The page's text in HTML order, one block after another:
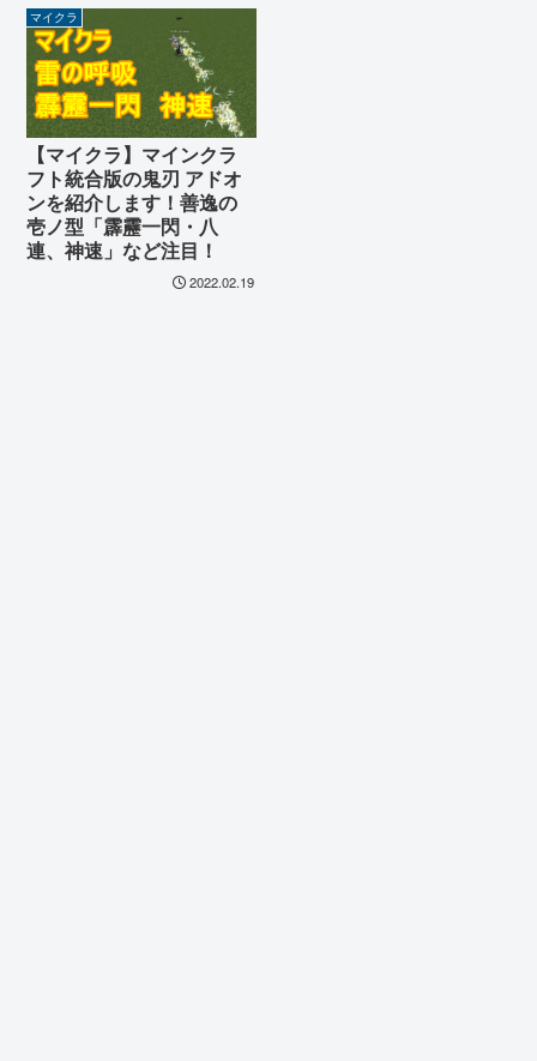
マイクラ
【マイクラ】マインクラ
フト統合版の鬼刃 アドオ
ンを紹介します！善逸の
壱ノ型「霹靂一閃・八
連、神速」など注目！
2022.02.19